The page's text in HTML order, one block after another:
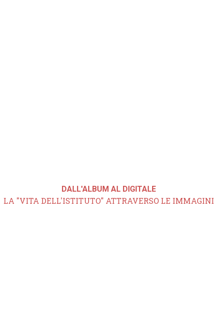
DALL'ALBUM AL DIGITALE
LA "VITA DELL'ISTITUTO" ATTRAVERSO LE IMMAGINI